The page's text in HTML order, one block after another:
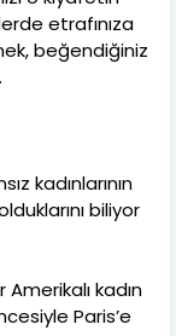
etrafınıza
beğendiğiniz
kadınlarının
biliyor
kadın
Paris’e